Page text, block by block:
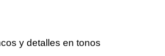
y detalles en tonos